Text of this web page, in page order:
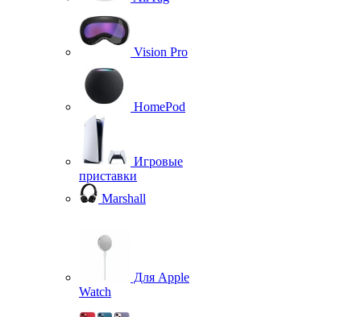
Vision Pro
HomePod
Игровые
приставки
Marshall
Для Apple
Watch